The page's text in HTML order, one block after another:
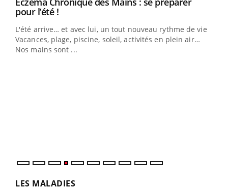
Youtube
pour l’été !Youtube
L'été arrive… et avec lui, un tout nouveau rythme de vie !
Vacances, plage, piscine, soleil, activités en plein air…
Nos mains sont ...
LES MALADIES